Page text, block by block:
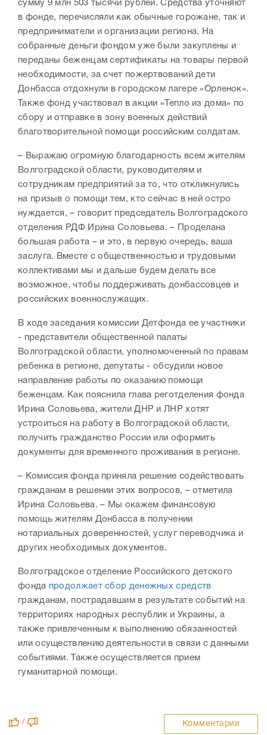
сумму 9 млн 503 тысячи рублей. Средства уточняют
в фонде, перечисляли как обычные горожане, так и
предприниматели и организации региона. На
собранные деньги фондом уже были закуплены и
переданы беженцам сертификаты на товары первой
необходимости, за счет пожертвований дети
Донбасса отдохнули в городском лагере «Орленок».
Также фонд участвовал в акции «Тепло из дома» по
сбору и отправке в зону военных действий
благотворительной помощи российским солдатам.
– Выражаю огромную благодарность всем жителям
Волгоградской области, руководителям и
сотрудникам предприятий за то, что откликнулись
на призыв о помощи тем, кто сейчас в ней остро
нуждается, – говорит председатель Волгоградского
отделения РДФ Ирина Соловьева. – Проделана
большая работа – и это, в первую очередь, ваша
заслуга. Вместе с общественностью и трудовыми
коллективами мы и дальше будем делать все
возможное, чтобы поддерживать донбассовцев и
российских военнослужащих.
В ходе заседания комиссии Детфонда ее участники
- представители общественной палаты
Волгоградской области, уполномоченный по правам
ребенка в регионе, депутаты - обсудили новое
направление работы по оказанию помощи
беженцам. Как пояснила глава реготделения фонда
Ирина Соловьева, жители ДНР и ЛНР хотят
устроиться на работу в Волгоградской области,
получить гражданство России или оформить
документы для временного проживания в регионе.
– Комиссия фонда приняла решение содействовать
гражданам в решении этих вопросов, – отметила
Ирина Соловьева. – Мы окажем финансовую
помощь жителям Донбасса в получении
нотариальных доверенностей, услуг переводчика и
других необходимых документов.
Волгоградское отделение Российского детского
фонда продолжает сбор денежных средств
гражданам, пострадавшим в результате событий на
территориях народных республик и Украины, а
также привлеченным к выполнению обязанностей
или осуществлению деятельности в связи с данными
событиями. Также осуществляется прием
гуманитарной помощи.
/ Комментарии